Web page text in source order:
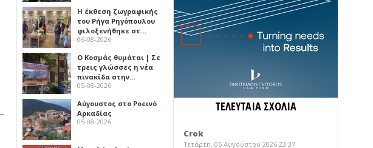
Η έκθεση ζωγραφικής
του Ρήγα Ρηγόπουλου
φιλοξενήθηκε στ…
06-08-2026
Ο Κοσμάς θυμάται | Σε
τρεις γλώσσες η νέα
πινακίδα στην…
05-08-2026
Αύγουστος στο Ροεινό
Αρκαδίας
05-08-2026
ΤΕΛΕΥΤΑΙΑ ΣΧΟΛΙΑ
Crok
Τετάρτη, 05 Αυγούστου 2026 23:37